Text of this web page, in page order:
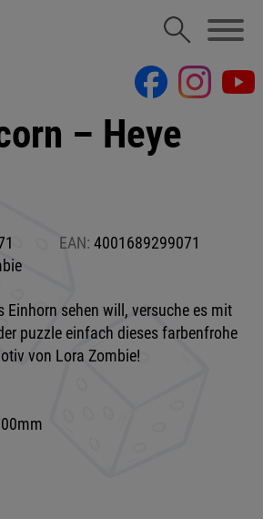
– Heye
EAN: 4001689299071
Einhorn sehen will, versuche es mit
puzzle einfach dieses farbenfrohe
von Lora Zombie!